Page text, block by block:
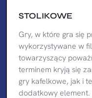
STOLIKOWE
Gry, w które gra się
wykorzystywane w
towarzyszący
terminem kryją się
gry kafelkowe, jak i
dodatkowy element.